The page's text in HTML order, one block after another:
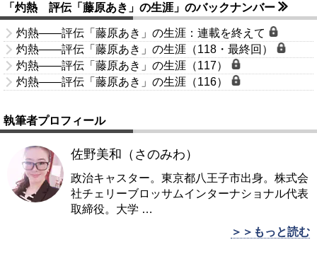
「灼熱 評伝「藤原あき」の生涯」のバックナンバー
灼熱――評伝「藤原あき」の生涯：連載を終えて
灼熱――評伝「藤原あき」の生涯（118・最終回）
灼熱――評伝「藤原あき」の生涯（117）
灼熱――評伝「藤原あき」の生涯（116）
執筆者プロフィール
佐野美和（さのみわ）
政治キャスター。東京都八王子市出身。株式会
社チェリーブロッサムインターナショナル代表
取締役。大学 …
＞＞もっと読む